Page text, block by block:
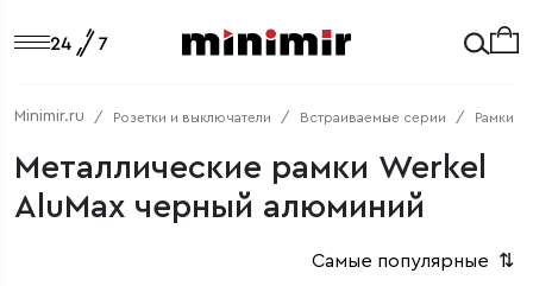
Minimir.ru Розетки и выключатели Встраиваемые серии Рамки
Металлические рамки Werkel
AluMax черный алюминий
Самые популярные ⇅